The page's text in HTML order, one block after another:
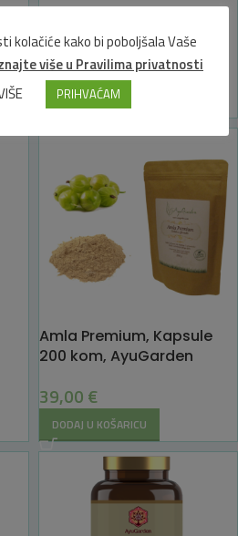
Almagea SHINE ON+
45caps
26,46€
DODAJ U KOŠARICU
Amla Premium, Kapsule
200 kom, AyuGarden
39,00 €
DODAJ U KOŠARICU
kolačiće kako bi poboljšala Vaše
više u Pravilima privatnosti
PRIHVAĆAM